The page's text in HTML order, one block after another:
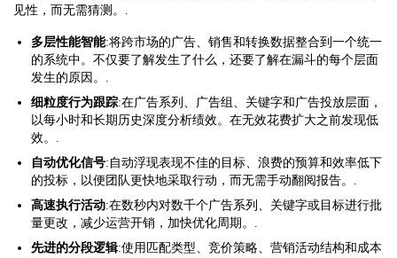
见性，而无需猜测。.
多层性能智能:将跨市场的广告、销售和转换数据整合到一个统一
的系统中。不仅要了解发生了什么，还要了解在漏斗的每个层面
发生的原因。.
细粒度行为跟踪:在广告系列、广告组、关键字和广告投放层面，
以每小时和长期历史深度分析绩效。在无效花费扩大之前发现低
效。.
自动优化信号:自动浮现表现不佳的目标、浪费的预算和效率低下
的投标，以便团队更快地采取行动，而无需手动翻阅报告。.
高速执行活动:在数秒内对数千个广告系列、关键字或目标进行批
量更改，减少运营开销，加快优化周期。.
先进的分段逻辑:使用匹配类型、竞价策略、营销活动结构和成本